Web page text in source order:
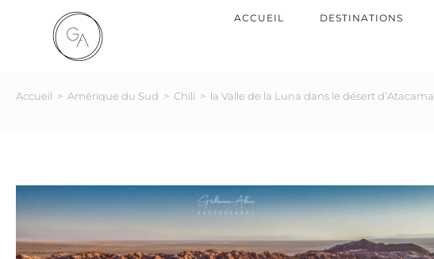
ACCUEIL DESTINATIONS
Accueil > Amérique du Sud > Chili > la Valle de la Luna dans le désert d’Atacama